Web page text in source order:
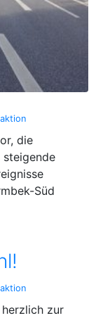
die
Süd
zur